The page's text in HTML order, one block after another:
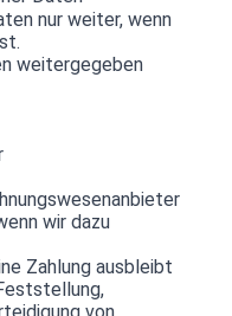
nur weiter, wenn
weitergegeben
wir dazu
Zahlung ausbleibt